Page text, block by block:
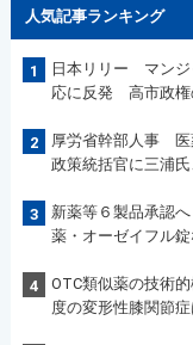
人気記事ランキング
1
日本リリー マンジ
応に反発 高市政権
2
厚労省幹部人事 医
政策統括官に三浦
3
新薬等６製品承認
薬・オーゼイフル
4
OTC類似薬の技術
度の変形性膝関節